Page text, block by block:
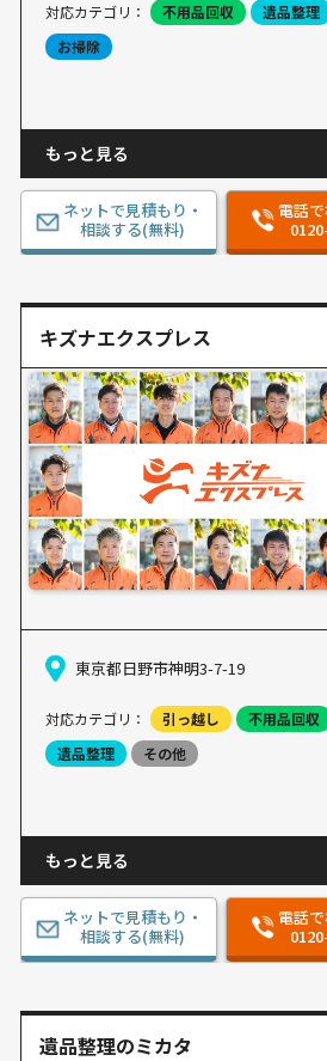
対応カテゴリ： 不用品回収
遺品整理
お掃除
もっと見る
ネットで見積もり・
相談する(無料)
電話
キズナエクスプレス
東京都日野市神明3-7-19
対応カテゴリ： 引っ越し
不用品回収
遺品整理
その他
もっと見る
ネットで見積もり・
相談する(無料)
電話
遺品整理のミカタ